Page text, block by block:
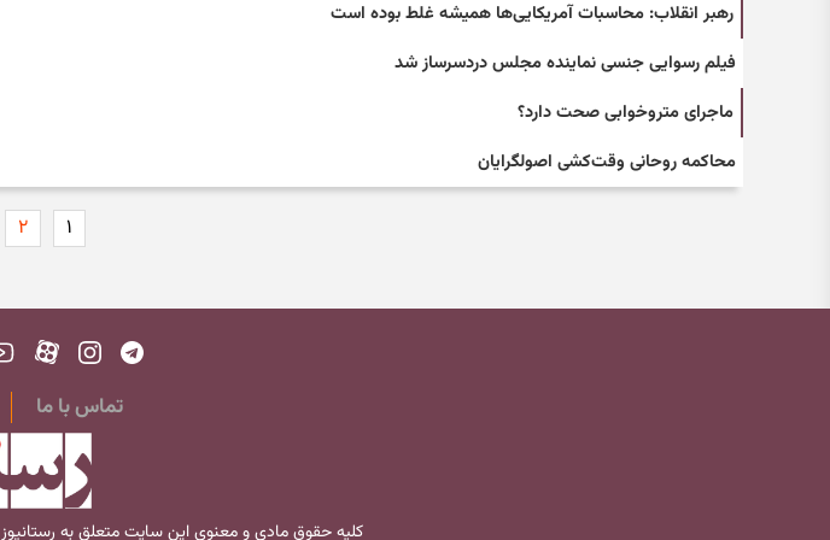
رهبر انقلاب: محاسبات آمریکایی‌ها همیشه غلط بوده است
فیلم رسوایی جنسی نماینده مجلس دردسرساز شد
ماجرای متروخوابی صحت دارد؟
‌محاکمه روحانی وقت‌کشی اصولگرایان
۱ ۲
تماس با ما
کلیه حقوق مادی و معنوی این سایت متعلق به رستانیوز